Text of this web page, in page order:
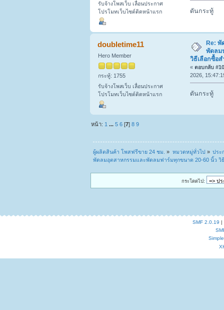
รับจ้างโพสเว็บ เลื่อนประกาศ
โปรโมทเว็บไซต์ติดหน้าแรก
ดันกระทู้
doubletime11
Hero Member
กระทู้: 1755
รับจ้างโพสเว็บ เลื่อนประกาศ
โปรโมทเว็บไซต์ติดหน้าแรก
Re: พั
พัดลม
วิธีเลือกซื้อ
« ตอบกลับ
2026,
ดันกระทู้
หน้า: 1 ...5 6 [7]8 9
ผู้ผลิตสินค้า โพสฟรีขาย 24 ชม. » หมวดหมู่ทั่วไป » ประ
พัดลมอุตสาหกรรมและพัดลมฟาร์มทุกขนาด 20-60 นิ้ว วิ
กระโดดไป:
SMF 2.0.19 |